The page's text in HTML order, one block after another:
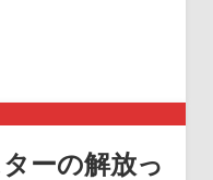
ーの解放っ